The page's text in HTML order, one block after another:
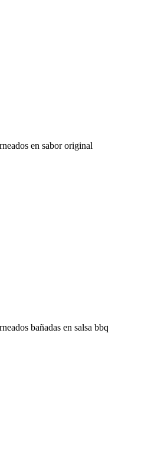
en sabor original
bañadas en salsa bbq